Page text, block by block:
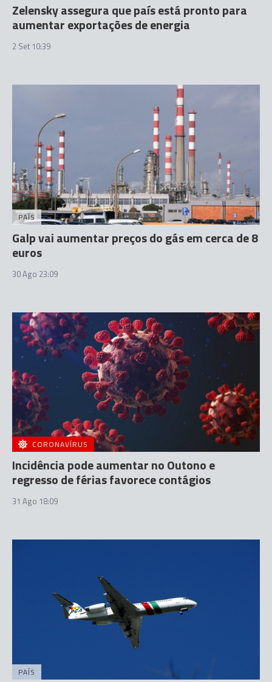
Zelensky assegura que país está pronto para
aumentar exportações de energia
2 Set 10:39
PAÍS
Galp vai aumentar preços do gás em cerca de 8
euros
30 Ago 23:09
CORONAVÍRUS
Incidência pode aumentar no Outono e
regresso de férias favorece contágios
31 Ago 18:09
PAÍS